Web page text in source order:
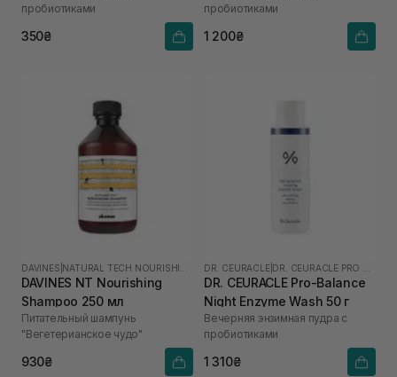
пробиотиками
350₴
пробиотиками
1 200₴
DAVINES
DAVINES NT Nourishing
Shampoo 250 мл
Питательный шампунь
"Вегетерианское чудо"
930₴
DR. CEURACLE
DR. CEURACLE Pro-Balance
Night Enzyme Wash 50 г
Вечерняя энзимная пудра с
пробиотиками
1 310₴